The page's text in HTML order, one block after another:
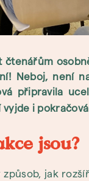
Neboj, není
připravila
vyjde i
jsou?
jak